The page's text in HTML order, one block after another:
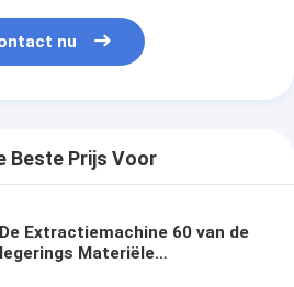
nu
Beste Prijs Voor
De Extractiemachine 60 van de
legerings Materiële